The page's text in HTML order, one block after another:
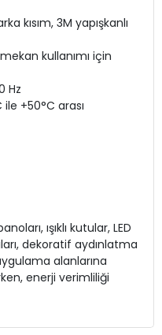
kısım, 3M yapışkanlı
kullanımı için
Hz
+50°C arası
ışıklı kutular, LED
dekoratif aydınlatma
alanlarına
enerji verimliliği